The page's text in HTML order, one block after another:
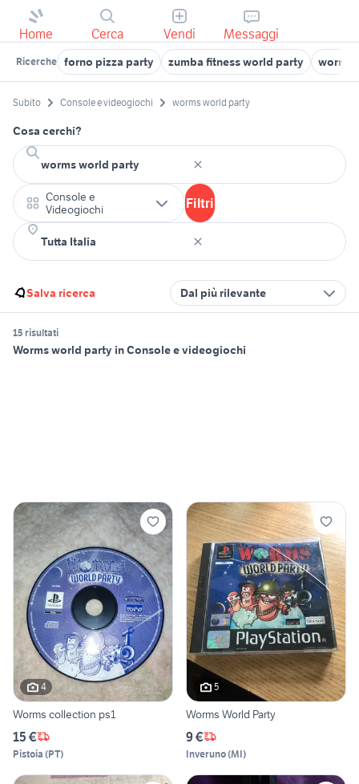
Home Cerca Vendi Messaggi
Ricerche forno pizza party zumba fitness world party worms
Subito Console e videogiochi worms world party
Cosa cerchi?
Console e
Videogiochi
Filtri
Salva ricerca Dal più rilevante
15 risultati
Worms world party in Console e videogiochi
4
Worms collection ps1
15 €
Pistoia (PT)
5
Worms World Party
9 €
Inveruno(MI)